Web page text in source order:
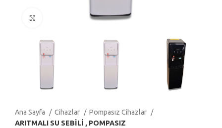
Büyütmek için tıklayın
Ana Sayfa Cihazlar
Pompasız Cihazlar
ARITMALI SU SEBİLİ , POMPASIZ